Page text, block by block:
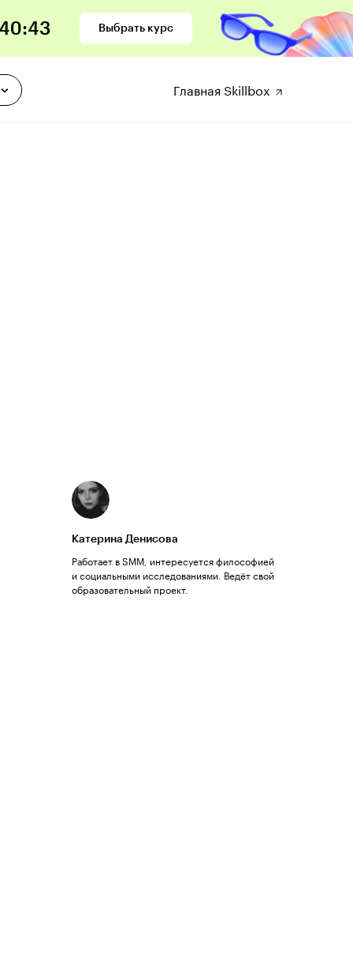
:41 Выбрать курс
Главная Skillbox
Катерина Денисова
Работает в SMM, интересуется философией
и социальными исследованиями. Ведёт свой
образовательный проект.